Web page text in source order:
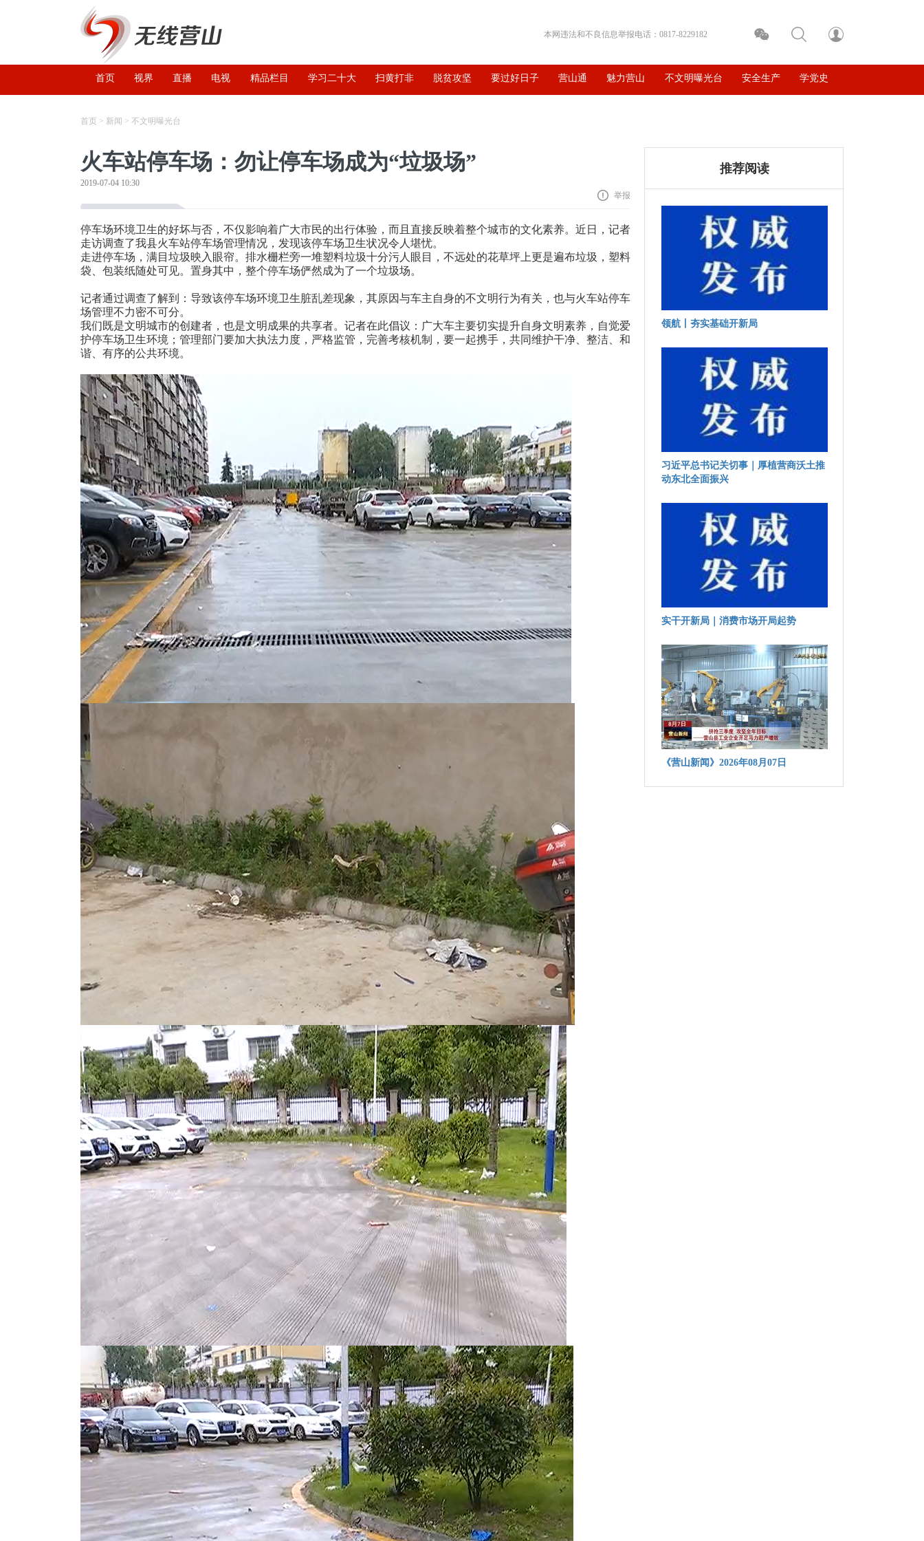
本网违法和不良信息举报电话：0817-8229182
首页 视界 直播 电视 精品栏目 学习二十大 扫黄打非 脱贫攻坚 要过好日子 营山通 魅力营山 不文明曝光台 安全生产 学党史
首页 > 新闻 > 不文明曝光台
火车站停车场：勿让停车场成为“垃圾场”
2019-07-04 10:30
举报
停车场环境卫生的好坏与否，不仅影响着广大市民的出行体验，而且直接反映着整个城市的文化素养。近日，记者
走访调查了我县火车站停车场管理情况，发现该停车场卫生状况令人堪忧。
走进停车场，满目垃圾映入眼帘。排水栅栏旁一堆塑料垃圾十分污人眼目，不远处的花草坪上更是遍布垃圾，塑料
袋、包装纸随处可见。置身其中，整个停车场俨然成为了一个垃圾场。
记者通过调查了解到：导致该停车场环境卫生脏乱差现象，其原因与车主自身的不文明行为有关，也与火车站停车
场管理不力密不可分。
我们既是文明城市的创建者，也是文明成果的共享者。记者在此倡议：广大车主要切实提升自身文明素养，自觉爱
护停车场卫生环境；管理部门要加大执法力度，严格监管，完善考核机制，要一起携手，共同维护干净、整洁、和
谐、有序的公共环境。
推荐阅读
领航丨夯实基础开新局
习近平总书记关切事｜厚植营商沃土推
动东北全面振兴
实干开新局｜消费市场开局起势
《营山新闻》2026年08月07日